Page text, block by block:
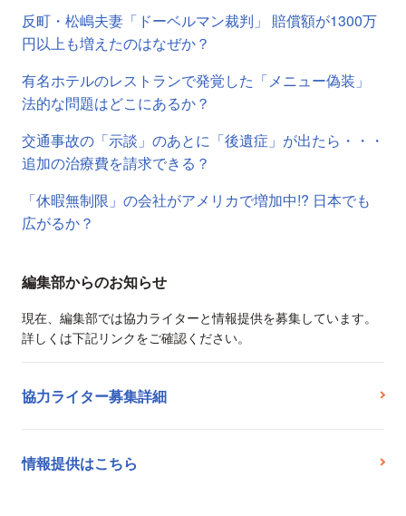
反町・松嶋夫妻「ドーベルマン裁判」 賠償額が1300万
円以上も増えたのはなぜか？
有名ホテルのレストランで発覚した「メニュー偽装」
法的な問題はどこにあるか？
交通事故の「示談」のあとに「後遺症」が出たら・・・
追加の治療費を請求できる？
「休暇無制限」の会社がアメリカで増加中!? 日本でも
広がるか？
編集部からのお知らせ
現在、編集部では協力ライターと情報提供を募集しています。
詳しくは下記リンクをご確認ください。
協力ライター募集詳細
情報提供はこちら